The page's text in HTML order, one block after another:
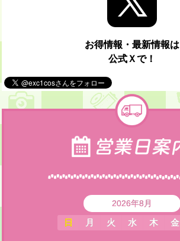
お得情報・最新情報は
公式Ｘで！
2026年8月
日 月 火 水 木 金